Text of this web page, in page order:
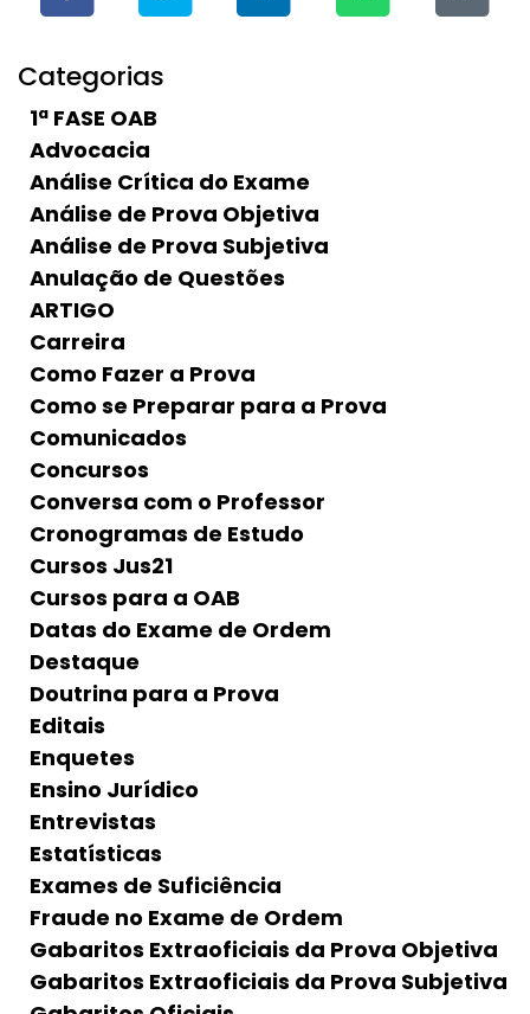
Categorias
1ª FASE OAB
Advocacia
Análise Crítica do Exame
Análise de Prova Objetiva
Análise de Prova Subjetiva
Anulação de Questões
ARTIGO
Carreira
Como Fazer a Prova
Como se Preparar para a Prova
Comunicados
Concursos
Conversa com o Professor
Cronogramas de Estudo
Cursos Jus21
Cursos para a OAB
Datas do Exame de Ordem
Destaque
Doutrina para a Prova
Editais
Enquetes
Ensino Jurídico
Entrevistas
Estatísticas
Exames de Suficiência
Fraude no Exame de Ordem
Gabaritos Extraoficiais da Prova Objetiva
Gabaritos Extraoficiais da Prova Subjetiva